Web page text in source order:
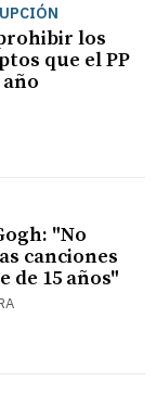
los
que el PP
"No
canciones
de 15 años"